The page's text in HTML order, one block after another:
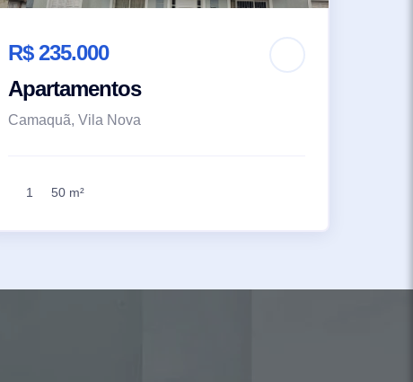
R$ 235.000
Apartamentos
Camaquã, Vila Nova
1 50 m²